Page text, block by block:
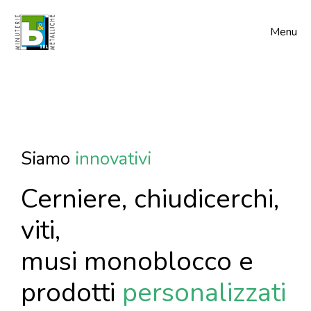
Menu
Siamo esperti
Cerniere, chiudicerchi,
viti,
musi monoblocco e
prodotti personalizzati